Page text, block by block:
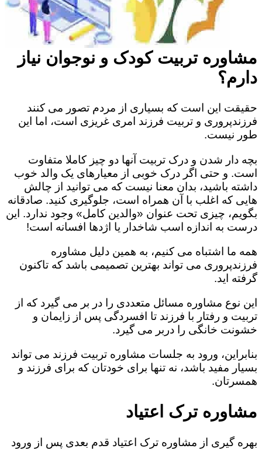
مشاوره تربیت کودک و نوجوان نیاز
دارم؟
حقیقت این است که بسیاری از مردم تصور می کنند
فرزندپروری و تربیت فرزند امری غریزی است، اما این
طور نیست.
بچه دار شدن و درک تربیت آنها دو چیز کاملا متفاوت
است. و حتی اگر درک خوبی از معیارهای یک والد خوب
داشته باشید، بدان معنا نیست که می توانید از چالش
هایی که اغلب با آن همراه است، جلوگیری کنید. صادقانه
بگویم، چیزی تحت عنوان «والدین کامل» وجود ندارد. این
درست به اندازه اسب شاخدار یا اژدها افسانه است!
همه ما اشتباه می کنیم، به همین دلیل مشاوره
فرزندپروری می تواند بهترین تصمیمی باشد که تاکنون
گرفته اید.
این نوع مشاوره مسائل متعددی را در بر می گیرد که از
تربیت و رفتار با فرزند تا افسردگی پس از زایمان و
خشونت خانگی را دربر می گیرد.
بنابراین، ورود به جلسات مشاوره تربیت فرزند می تواند
بسیار مفید باشد، نه تنها برای خودتان که برای فرزند و
همسرتان.
مشاوره ترک اعتیاد
بهره گیری از مشاوره ترک اعتیاد قدم بعدی پس از ورود